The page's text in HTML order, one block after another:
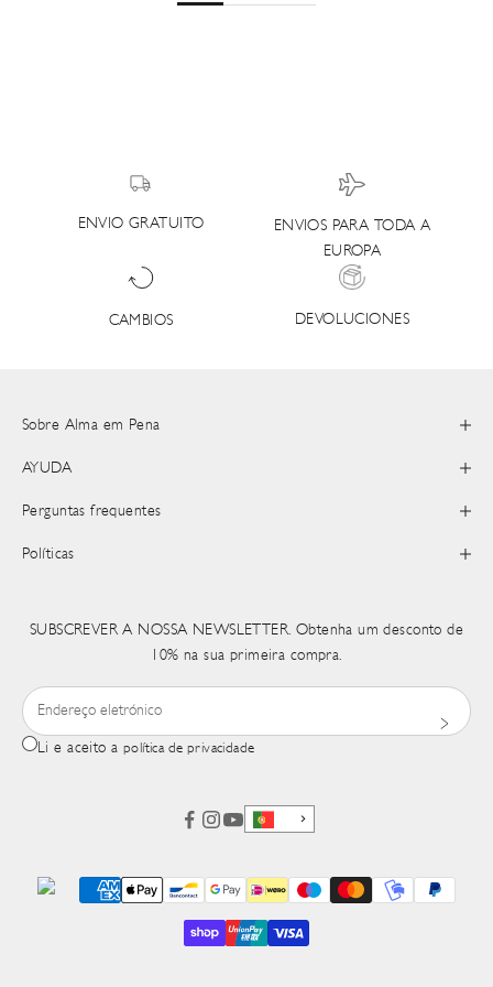
ENVIO GRATUITO
ENVIOS PARA TODA A
EUROPA
CAMBIOS DEVOLUCIONES
Sobre Alma em Pena
AYUDA
Perguntas frequentes
Políticas
SUBSCREVER A NOSSA NEWSLETTER. Obtenha um desconto de
10% na sua primeira compra.
Li e aceito a política de privacidade